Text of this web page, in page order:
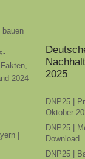
bauen
2024
|
2025
DNP25 |
Oktober
DNP25 |
Download
DNP25 |